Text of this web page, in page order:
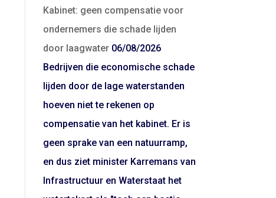
Kabinet: geen compensatie voor
ondernemers die schade lijden
door laagwater 06/08/2026
Bedrijven die economische schade
lijden door de lage waterstanden
hoeven niet te rekenen op
compensatie van het kabinet. Er is
geen sprake van een natuurramp,
en dus ziet minister Karremans van
Infrastructuur en Waterstaat het